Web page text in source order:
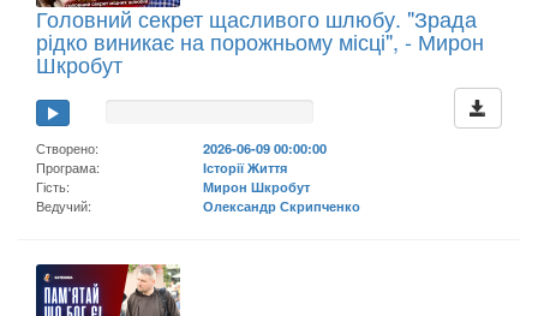
Головний секрет щасливого шлюбу. "Зрада
рідко виникає на порожньому місці", - Мирон
Шкробут
Створено:
2026-06-09 00:00:00
Програма:
Історії Життя
Гість:
Мирон Шкробут
Ведучий:
Олександр Скрипченко